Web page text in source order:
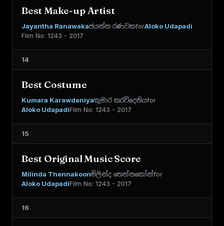
Best Make-up Artist
Jayantha Ranawakaජයන්ත රණවකforAloko Udapadi
Film No: 1243 - 2017
14
Best Costume
Kumara Karawdeniyaකුමාර කරව්දෙනියfor
Aloko UdapadiFilm No: 1243 - 2017
15
Best Original Music Score
Milinda Thennakoonමිලින්ද තෙන්නකෝන්for
Aloko UdapadiFilm No: 1243 - 2017
16